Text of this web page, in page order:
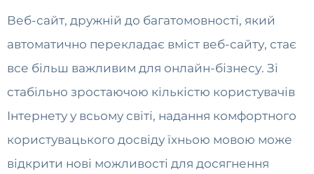
Веб-сайт, дружній до багатомовності, який
автоматично перекладає вміст веб-сайту, стає
все більш важливим для онлайн-бізнесу. Зі
стабільно зростаючою кількістю користувачів
Інтернету у всьому світі, надання комфортного
користувацького досвіду їхньою мовою може
відкрити нові можливості для досягнення